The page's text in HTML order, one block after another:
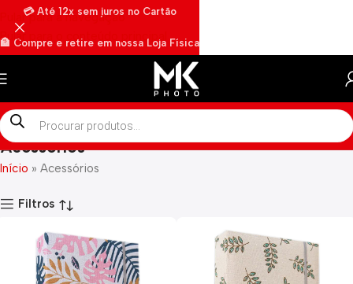
Pular para a navegação
Pular para o conteúdo principal
Acessórios
Início » Acessórios
Filtros
💳 Até 12x sem juros no Cartão
🏦 Compre e retire em nossa Loja Física
🏍️ Envios rápidos por Motoboy